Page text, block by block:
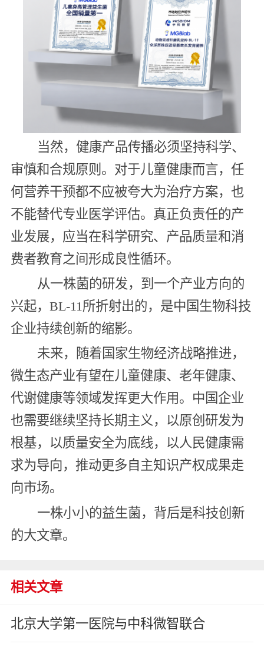
当然，健康产品传播必须坚持科学、
审慎和合规原则。对于儿童健康而言，任
何营养干预都不应被夸大为治疗方案，也
不能替代专业医学评估。真正负责任的产
业发展，应当在科学研究、产品质量和消
费者教育之间形成良性循环。
从一株菌的研发，到一个产业方向的
兴起，BL-11所折射出的，是中国生物科技
企业持续创新的缩影。
未来，随着国家生物经济战略推进，
微生态产业有望在儿童健康、老年健康、
代谢健康等领域发挥更大作用。中国企业
也需要继续坚持长期主义，以原创研发为
根基，以质量安全为底线，以人民健康需
求为导向，推动更多自主知识产权成果走
向市场。
一株小小的益生菌，背后是科技创新
的大文章。
相关文章
北京大学第一医院与中科微智联合